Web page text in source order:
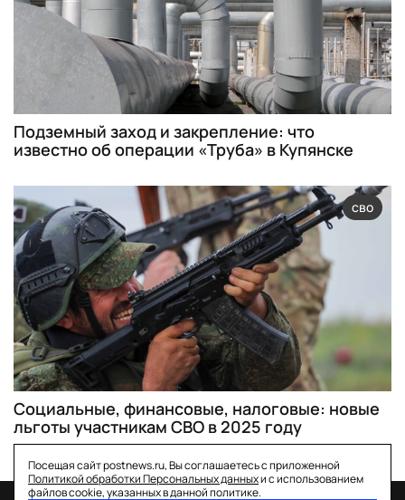
Подземный заход и закрепление: что
известно об операции «Труба» в Купянске
сво
Социальные, финансовые, налоговые: новые
льготы участникам СВО в 2025 году
Посещая сайт postnews.ru, Вы соглашаетесь с приложенной
Политикой обработки Персональных данныхи с использованием
файлов cookie, указанных в данной политике.